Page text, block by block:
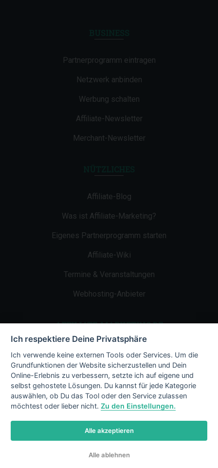
Partnerprogramm eintragen
Netzwerk anbinden
Werbung schalten
Affiliate-Newsletter
Merchant-Newsletter
Affiliate-Blog
Was ist Affiliate-Marketing?
Eigenes Partnerprogramm starten
Affiliate-Wiki
Termine & Veranstaltungen
Webhosting-Anbieter
AFFILIATE-MARKETING.DE
Impressum
Kontakt
Datenschutz
Marketing.de/ LiMBo v2.8
Ich respektiere Deine Privatsphäre
Ich verwende keine externen Tools oder Services. Um die
Grundfunktionen der Website sicherzustellen und Dein
Online-Erlebnis zu verbessern, setzte ich auf eigene und
selbst gehostete Lösungen. Du kannst für jede Kategorie
auswählen, ob Du das Tool oder den Service zulassen
möchtest oder lieber nicht.Zu den Einstellungen.
Alle akzeptieren
Alle ablehnen